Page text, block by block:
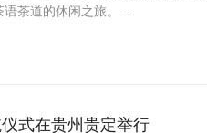
茶道的休闲之旅。...
式在贵州贵定举行